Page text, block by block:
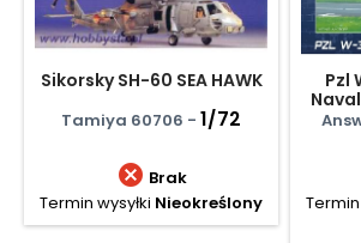
Sikorsky SH-60 SEA HAWK
Tamiya 60706 - 1/72
 Brak
Termin wysyłki Nieokreślony
Pzl
Termin